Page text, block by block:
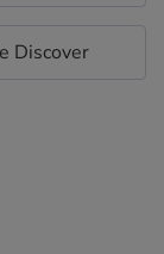
Discover